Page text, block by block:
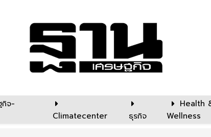
กิจ-
Climatecenter ธุรกิจ
Health
Wellness